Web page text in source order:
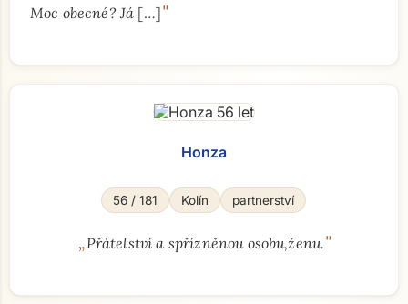
Moc obecné? Já […]"
Honza
56 / 181 Kolín partnerství
„Přátelství a spřízněnou osobu,ženu."